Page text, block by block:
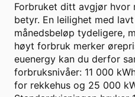
Forbruket ditt avgjør hvor
betyr. En leilighet med
månedsbeløp tydeligere,
høyt forbruk merker
euenergy kan du derfor
forbruksnivåer: 11 000
for rekkehus og 25 000